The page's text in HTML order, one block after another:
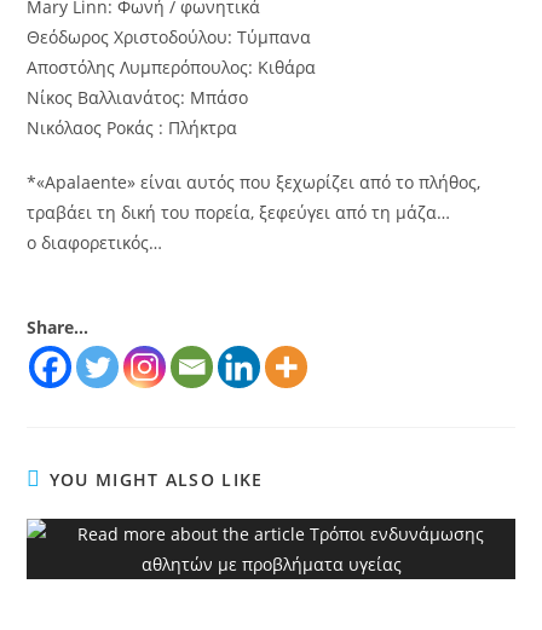
Mary Linn: Φωνή / φωνητικά
Θεόδωρος Χριστοδούλου: Τύμπανα
Αποστόλης Λυμπερόπουλος: Κιθάρα
Νίκος Βαλλιανάτος: Μπάσο
Νικόλαος Ροκάς : Πλήκτρα
*«Apalaente» είναι αυτός που ξεχωρίζει από το πλήθος,
τραβάει τη δική του πορεία, ξεφεύγει από τη μάζα…
ο διαφορετικός…
Share...
YOU MIGHT ALSO LIKE